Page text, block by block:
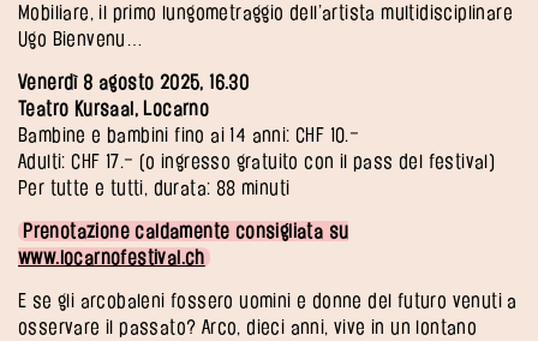
Mobiliare, il primo lungometraggio dell’artista multidisciplinare
Ugo Bienvenu…
Venerdì 8 agosto 2025, 16.30
Teatro Kursaal, Locarno
Bambine e bambini fino ai 14 anni: CHF 10.–
Adulti: CHF 17.– (o ingresso gratuito con il pass del festival)
Per tutte e tutti, durata: 88 minuti
Prenotazione caldamente consigliata su
www.locarnofestival.ch
E se gli arcobaleni fossero uomini e donne del futuro venuti a
osservare il passato? Arco, dieci anni, vive in un lontano